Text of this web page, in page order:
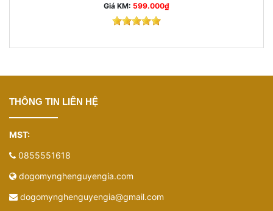
Giá KM: 599.000₫
THÔNG TIN LIÊN HỆ
MST:
0855551618
dogomynghenguyengia.com
dogomynghenguyengia@gmail.com